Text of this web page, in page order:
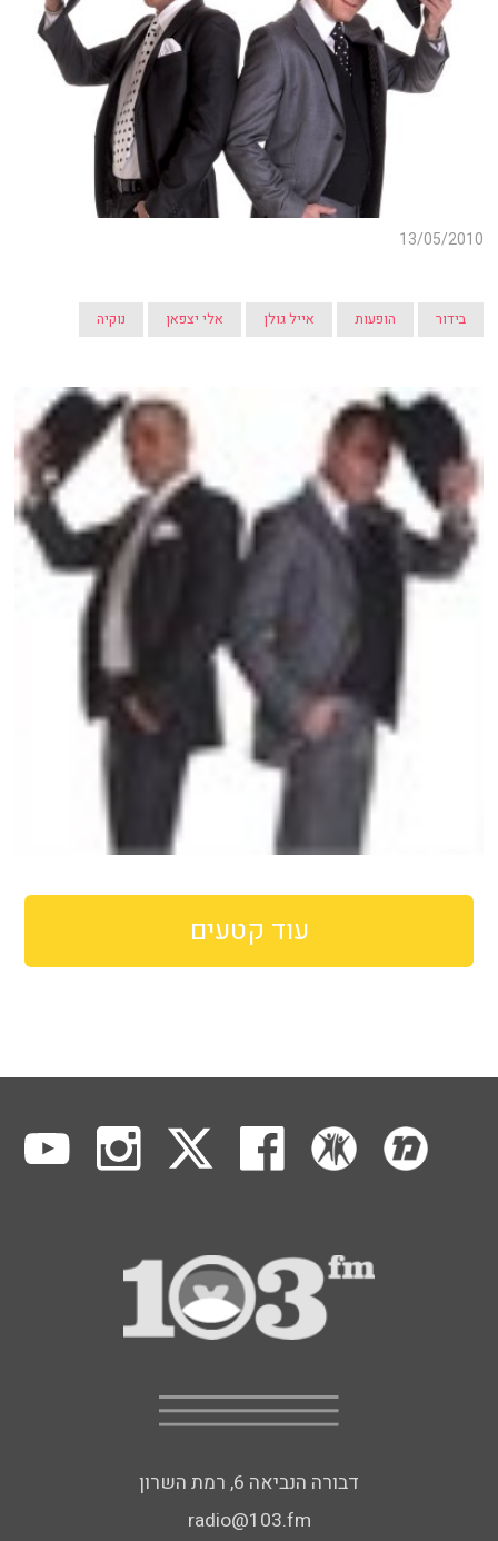
13/05/2010
בידור הופעות אייל גולן אלי יצפאן נוקיה
עוד קטעים
דבורה הנביאה 6, רמת השרון
radio@103.fm